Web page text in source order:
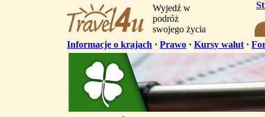
Wyjedź w
podróż
swojego życia
Informacje o krajach · Prawo · Kursy walut ·